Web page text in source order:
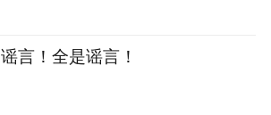
谣言！全是谣言！